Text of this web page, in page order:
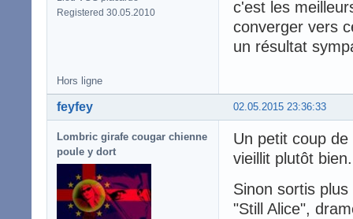
Registered 30.05.2010
c'est les
converger vers
un résultat
Hors ligne
02.05.2015 23:36:33
feyfey
Lombric girafe cougar chienne
poule y dort
Un petit coup
vieillit plutôt bien.
Sinon sortis
"Still Alice",